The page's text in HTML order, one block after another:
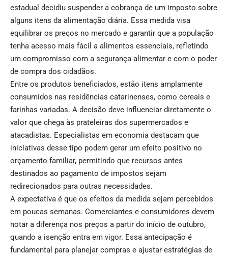
estadual decidiu suspender a cobrança de um imposto sobre
alguns itens da alimentação diária. Essa medida visa
equilibrar os preços no mercado e garantir que a população
tenha acesso mais fácil a alimentos essenciais, refletindo
um compromisso com a segurança alimentar e com o poder
de compra dos cidadãos.
Entre os produtos beneficiados, estão itens amplamente
consumidos nas residências catarinenses, como cereais e
farinhas variadas. A decisão deve influenciar diretamente o
valor que chega às prateleiras dos supermercados e
atacadistas. Especialistas em economia destacam que
iniciativas desse tipo podem gerar um efeito positivo no
orçamento familiar, permitindo que recursos antes
destinados ao pagamento de impostos sejam
redirecionados para outras necessidades.
A expectativa é que os efeitos da medida sejam percebidos
em poucas semanas. Comerciantes e consumidores devem
notar a diferença nos preços a partir do início de outubro,
quando a isenção entra em vigor. Essa antecipação é
fundamental para planejar compras e ajustar estratégias de